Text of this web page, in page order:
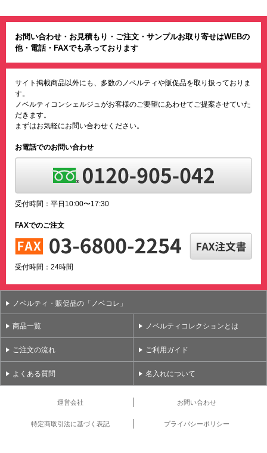
お問い合わせ・お見積もり・ご注文・サンプルお取り寄せはWEBの
他・電話・FAXでも承っております
サイト掲載商品以外にも、多数のノベルティや販促品を取り扱っておりま
す。
ノベルティコンシェルジュがお客様のご要望にあわせてご提案させていた
だきます。
まずはお気軽にお問い合わせください。
お電話でのお問い合わせ
受付時間：平日10:00〜17:30
FAXでのご注文
受付時間：24時間
ノベルティ・販促品の「ノベコレ」
商品一覧 ノベルティコレクションとは
ご注文の流れ ご利用ガイド
よくある質問 名入れについて
運営会社 お問い合わせ
特定商取引法に基づく表記 プライバシーポリシー